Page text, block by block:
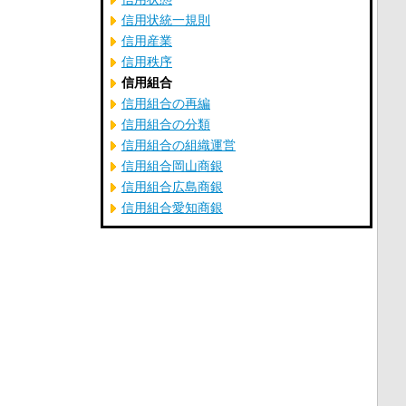
信用状統一規則
信用産業
信用秩序
信用組合
信用組合の再編
信用組合の分類
信用組合の組織運営
信用組合岡山商銀
信用組合広島商銀
信用組合愛知商銀